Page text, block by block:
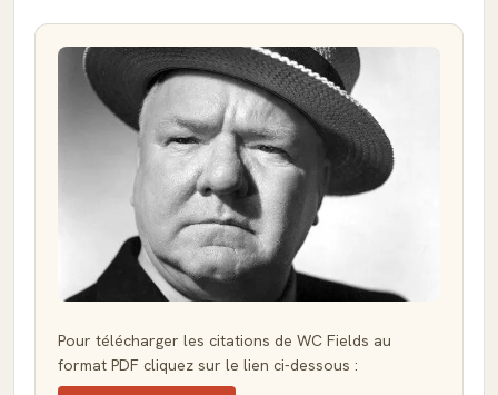
Pour télécharger les citations de WC Fields au
format PDF cliquez sur le lien ci-dessous :